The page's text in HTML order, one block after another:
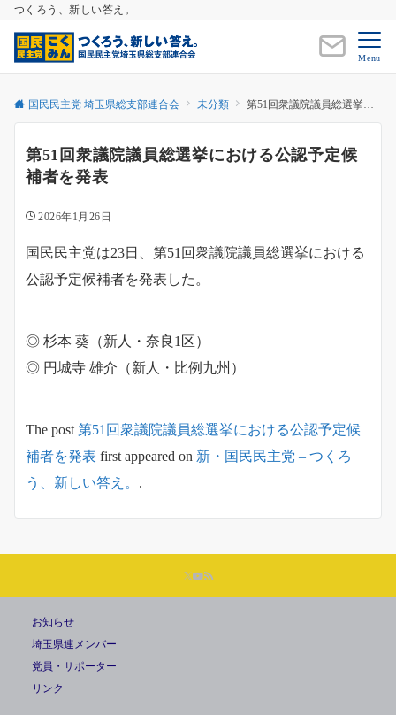
つくろう、新しい答え。
Menu
国民民主党 埼玉県総支部連合会 未分類 第51回衆議院議員総選挙における公認予定候補者を発表
第51回衆議院議員総選挙における公認予定候
補者を発表
2026年1月26日
国民民主党は23日、第51回衆議院議員総選挙における
公認予定候補者を発表した。
◎ 杉本 葵（新人・奈良1区）
◎ 円城寺 雄介（新人・比例九州）
The post 第51回衆議院議員総選挙における公認予定候
補者を発表 first appeared on 新・国民民主党 – つくろ
う、新しい答え。 .
お知らせ
埼玉県連メンバー
党員・サポーター
リンク